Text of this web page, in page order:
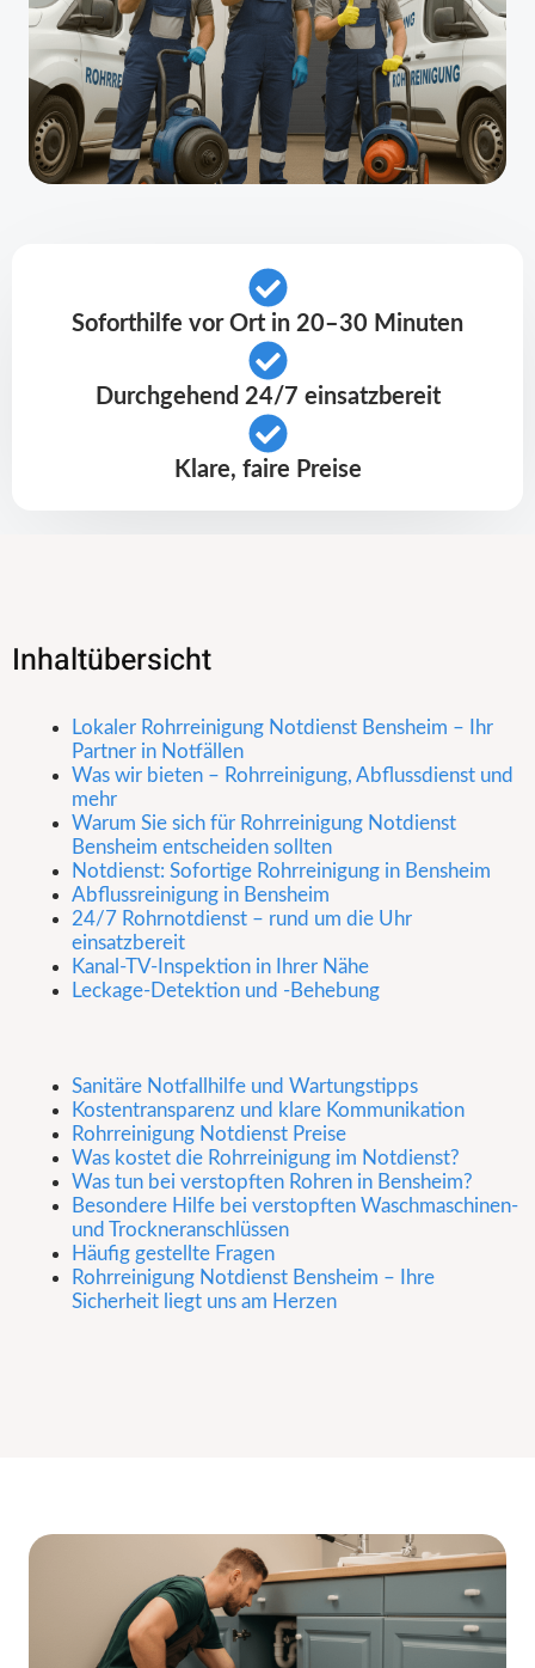
Soforthilfe vor Ort in 20–30 Minuten
Durchgehend 24/7 einsatzbereit
Klare, faire Preise
Inhaltübersicht
Lokaler Rohrreinigung Notdienst Bensheim – Ihr
Partner in Notfällen
Was wir bieten – Rohrreinigung, Abflussdienst und
mehr
Warum Sie sich für Rohrreinigung Notdienst
Bensheim entscheiden sollten
Notdienst: Sofortige Rohrreinigung in Bensheim
Abflussreinigung in Bensheim
24/7 Rohrnotdienst – rund um die Uhr
einsatzbereit
Kanal-TV-Inspektion in Ihrer Nähe
Leckage-Detektion und -Behebung
Sanitäre Notfallhilfe und Wartungstipps
Kostentransparenz und klare Kommunikation
Rohrreinigung Notdienst Preise
Was kostet die Rohrreinigung im Notdienst?
Was tun bei verstopften Rohren in Bensheim?
Besondere Hilfe bei verstopften Waschmaschinen-
und Trockneranschlüssen
Häufig gestellte Fragen
Rohrreinigung Notdienst Bensheim – Ihre
Sicherheit liegt uns am Herzen